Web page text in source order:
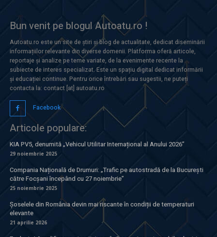
Bun venit pe blogul Autoatu.ro !
Autoatu.ro este un site de știri și blog de actualitate, dedicat diseminării
informațiilor relevante din diverse domenii. Platforma oferă articole,
reportaje și analize pe teme variate, de la evenimente recente la
subiecte de interes specializat. Este un spațiu digital dedicat informării
și educației continue. Pentru orice întrebări sau sugestii, ne puteți
contacta la: contact [at] autoatu.ro
Facebook
Articole populare:
KIA PV5, denumită „Vehicul Utilitar Internațional al Anului 2026”
29 noiembrie 2025
Compania Națională de Drumuri: „Trafic pe autostradă de la București
către Focșani începând cu 27 noiembrie”
25 noiembrie 2025
Șoselele din România devin mai riscante în condiții de temperaturi
elevante
21 aprilie 2026